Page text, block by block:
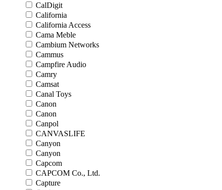
CalDigit
California
California Access
Cama Meble
Cambium Networks
Cammus
Campfire Audio
Camry
Camsat
Canal Toys
Canon
Canon
Canpol
CANVASLIFE
Canyon
Canyon
Capcom
CAPCOM Co., Ltd.
Capture